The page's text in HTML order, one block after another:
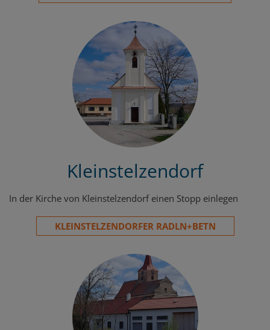
Kleinstelzendorf
In der Kirche von Kleinstelzendorf einen Stopp einlegen
KLEINSTELZENDORFER RADLN+BETN